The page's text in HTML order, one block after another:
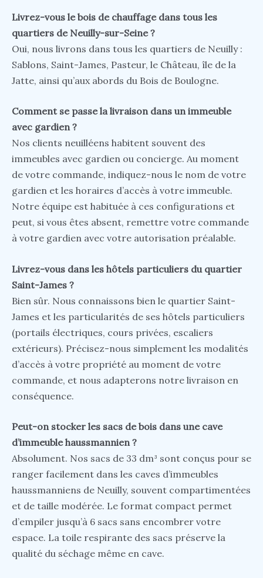
Livrez-vous le bois de chauffage dans tous les
quartiers de Neuilly-sur-Seine ?
Oui, nous livrons dans tous les quartiers de Neuilly :
Sablons, Saint-James, Pasteur, le Château, île de la
Jatte, ainsi qu’aux abords du Bois de Boulogne.
Comment se passe la livraison dans un immeuble
avec gardien ?
Nos clients neuilléens habitent souvent des
immeubles avec gardien ou concierge. Au moment
de votre commande, indiquez-nous le nom de votre
gardien et les horaires d’accès à votre immeuble.
Notre équipe est habituée à ces configurations et
peut, si vous êtes absent, remettre votre commande
à votre gardien avec votre autorisation préalable.
Livrez-vous dans les hôtels particuliers du quartier
Saint-James ?
Bien sûr. Nous connaissons bien le quartier Saint-
James et les particularités de ses hôtels particuliers
(portails électriques, cours privées, escaliers
extérieurs). Précisez-nous simplement les modalités
d’accès à votre propriété au moment de votre
commande, et nous adapterons notre livraison en
conséquence.
Peut-on stocker les sacs de bois dans une cave
d’immeuble haussmannien ?
Absolument. Nos sacs de 33 dm³ sont conçus pour se
ranger facilement dans les caves d’immeubles
haussmanniens de Neuilly, souvent compartimentées
et de taille modérée. Le format compact permet
d’empiler jusqu’à 6 sacs sans encombrer votre
espace. La toile respirante des sacs préserve la
qualité du séchage même en cave.